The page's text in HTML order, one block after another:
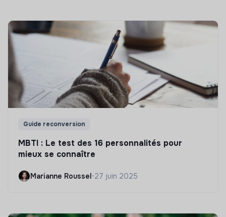
Guide reconversion
MBTI : Le test des 16 personnalités pour
mieux se connaître
Marianne Roussel•27 juin 2025